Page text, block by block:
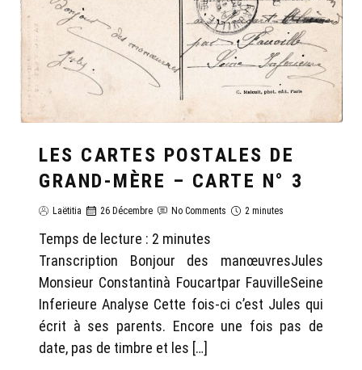
LES CARTES POSTALES DE
GRAND-MÈRE – CARTE N° 3
Laëtitia 26 Décembre No Comments 2 minutes
Temps de lecture : 2 minutes
Transcription Bonjour des manœuvresJules
Monsieur Constantinà Foucartpar FauvilleSeine
Inferieure Analyse Cette fois-ci c’est Jules qui
écrit à ses parents. Encore une fois pas de
date, pas de timbre et les […]